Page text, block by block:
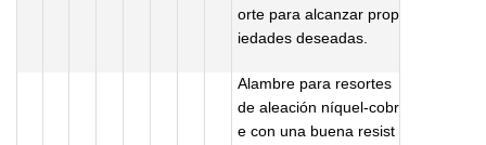
orte para alcanzar prop
iedades deseadas.
Alambre para resortes
de aleación níquel-cobr
e con una buena resist